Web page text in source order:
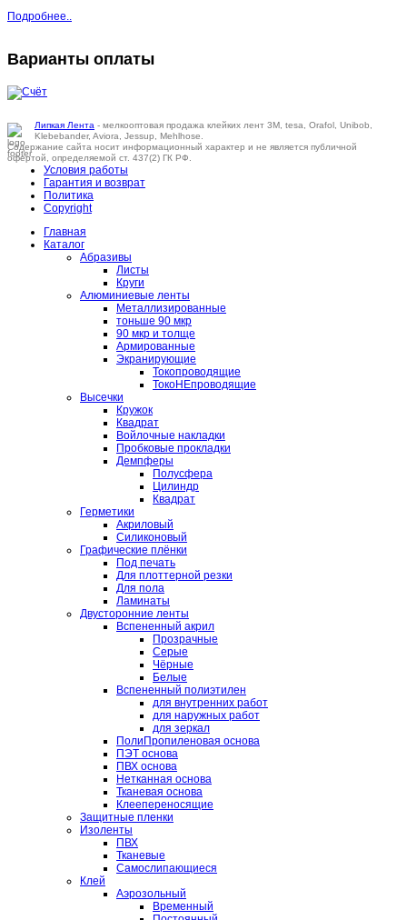
Подробнее..
Варианты оплаты
Липкая Лента - мелкооптовая продажа клейких лент 3M, tesa, Orafol, Unibob,
Klebebander, Aviora, Jessup, Mehlhose.
Содержание сайта носит информационный характер и не является публичной
офертой, определяемой ст. 437(2) ГК РФ.
Условия работы
Гарантия и возврат
Политика
Copyright
Главная
Каталог
Абразивы
Листы
Круги
Алюминиевые ленты
Металлизированные
тоньше 90 мкр
90 мкр и толще
Армированные
Экранирующие
Токопроводящие
ТокоНЕпроводящие
Высечки
Кружок
Квадрат
Войлочные накладки
Пробковые прокладки
Демпферы
Полусфера
Цилиндр
Квадрат
Герметики
Акриловый
Силиконовый
Графические плёнки
Под печать
Для плоттерной резки
Для пола
Ламинаты
Двусторонние ленты
Вспененный акрил
Прозрачные
Серые
Чёрные
Белые
Вспененный полиэтилен
для внутренних работ
для наружных работ
для зеркал
ПолиПропиленовая основа
ПЭТ основа
ПВХ основа
Нетканная основа
Тканевая основа
Клеепереносящие
Защитные пленки
Изоленты
ПВХ
Тканевые
Самослипающиеся
Клей
Аэрозольный
Временный